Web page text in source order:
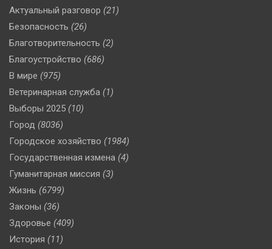
Актуальный разговор (21)
Безопасность (26)
Благотворительность (2)
Благоустройство (686)
В мире (975)
Ветеринарная служба (1)
Выборы 2025 (10)
Город (8036)
Городское хозяйство (1984)
Государственная измена (4)
Гуманитарная миссия (3)
Жизнь (6799)
Законы (36)
Здоровье (409)
История (11)